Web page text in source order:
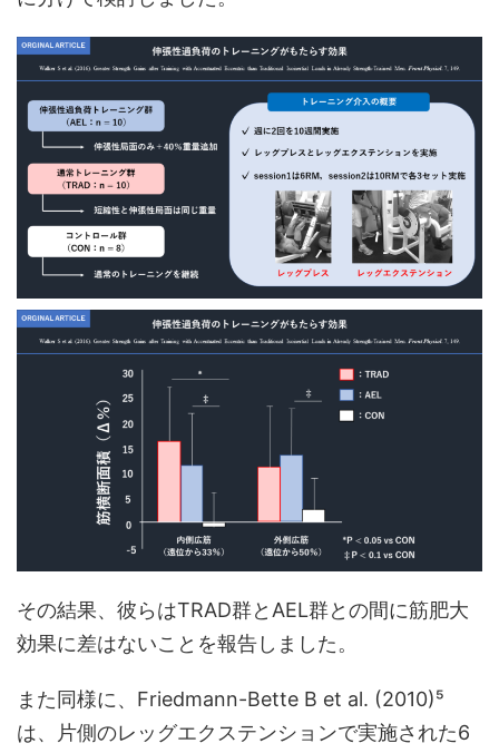
その結果、彼らはTRAD群とAEL群との間に筋肥大
効果に差はないことを報告しました。
また同様に、Friedmann-Bette B et al. (2010)⁵
は、片側のレッグエクステンションで実施された6